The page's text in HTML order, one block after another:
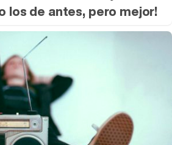
los de antes, pero mejor!